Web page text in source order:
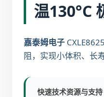
温130°C
嘉泰姆电子
阻，实现小体积、长
快速技术资源与支持